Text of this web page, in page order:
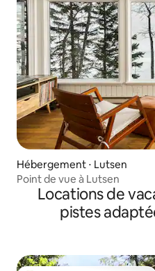
Hébergement ⋅ Lutsen
Point de vue à Lutsen
Locations de
pistes